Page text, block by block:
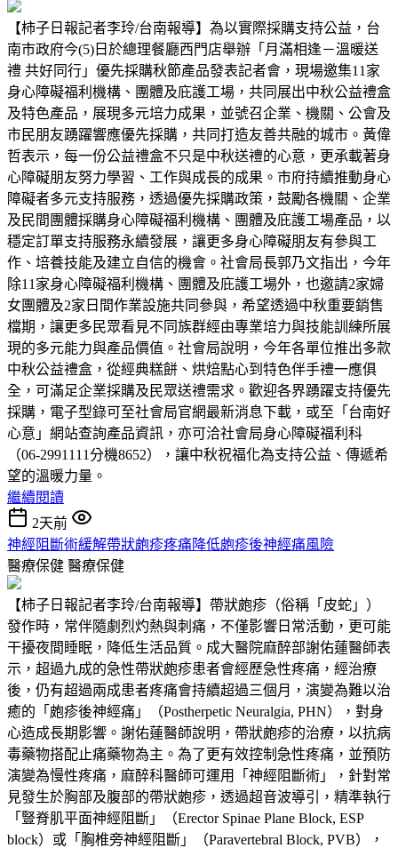
【柿子日報記者李玲/台南報導】為以實際採購支持公益，台
南市政府今(5)日於總理餐廳西門店舉辦「月滿相逢－溫暖送
禮 共好同行」優先採購秋節產品發表記者會，現場邀集11家
身心障礙福利機構、團體及庇護工場，共同展出中秋公益禮盒
及特色產品，展現多元培力成果，並號召企業、機關、公會及
市民朋友踴躍響應優先採購，共同打造友善共融的城市。黃偉
哲表示，每一份公益禮盒不只是中秋送禮的心意，更承載著身
心障礙朋友努力學習、工作與成長的成果。市府持續推動身心
障礙者多元支持服務，透過優先採購政策，鼓勵各機關、企業
及民間團體採購身心障礙福利機構、團體及庇護工場產品，以
穩定訂單支持服務永續發展，讓更多身心障礙朋友有參與工
作、培養技能及建立自信的機會。社會局長郭乃文指出，今年
除11家身心障礙福利機構、團體及庇護工場外，也邀請2家婦
女團體及2家日間作業設施共同參與，希望透過中秋重要銷售
檔期，讓更多民眾看見不同族群經由專業培力與技能訓練所展
現的多元能力與產品價值。社會局說明，今年各單位推出多款
中秋公益禮盒，從經典糕餅、烘焙點心到特色伴手禮一應俱
全，可滿足企業採購及民眾送禮需求。歡迎各界踴躍支持優先
採購，電子型錄可至社會局官網最新消息下載，或至「台南好
心意」網站查詢產品資訊，亦可洽社會局身心障礙福利科
（06-2991111分機8652），讓中秋祝福化為支持公益、傳遞希
望的溫暖力量。
繼續閱讀
2天前
神經阻斷術緩解帶狀皰疹疼痛降低皰疹後神經痛風險
醫療保健 醫療保健
【柿子日報記者李玲/台南報導】帶狀皰疹（俗稱「皮蛇」）
發作時，常伴隨劇烈灼熱與刺痛，不僅影響日常活動，更可能
干擾夜間睡眠，降低生活品質。成大醫院麻醉部謝佑蓮醫師表
示，超過九成的急性帶狀皰疹患者會經歷急性疼痛，經治療
後，仍有超過兩成患者疼痛會持續超過三個月，演變為難以治
癒的「皰疹後神經痛」（Postherpetic Neuralgia, PHN），對身
心造成長期影響。謝佑蓮醫師說明，帶狀皰疹的治療，以抗病
毒藥物搭配止痛藥物為主。為了更有效控制急性疼痛，並預防
演變為慢性疼痛，麻醉科醫師可運用「神經阻斷術」，針對常
見發生於胸部及腹部的帶狀皰疹，透過超音波導引，精準執行
「豎脊肌平面神經阻斷」（Erector Spinae Plane Block, ESP
block）或「胸椎旁神經阻斷」（Paravertebral Block, PVB），